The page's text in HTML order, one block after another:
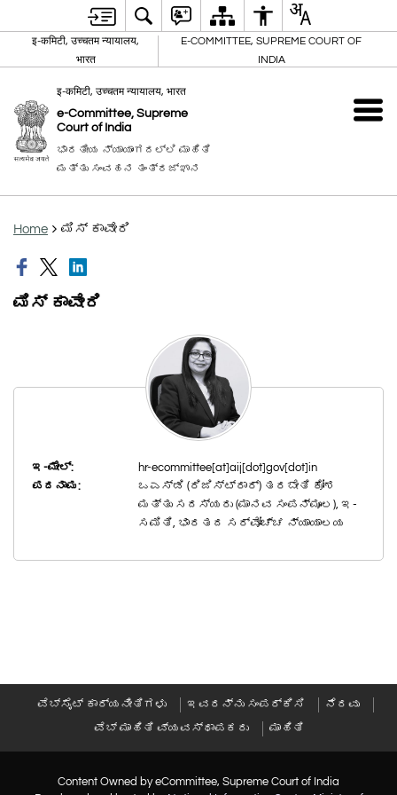
इ-कमिटी, उच्चतम न्यायालय,
भारत
E-COMMITTEE, SUPREME COURT OF
INDIA
इ-कमिटी, उच्चतम न्यायालय, भारत
e-Committee, Supreme
Court of India
ಭಾರತೀಯ ನ್ಯಾಯಾಂಗದಲ್ಲಿ ಮಾಹಿತಿ
ಮತ್ತು ಸಂವಹನ ತಂತ್ರಜ್ಞಾನ
Home ಮಿಸ್‍ ಕಾವೇರಿ
ಮಿಸ್‍ ಕಾವೇರಿ
ಇ-ಮೇಲ್:
hr-ecommittee[at]aij[dot]gov[dot]in
ಪದನಾಮ:
ಒಎಸ್‍ಡಿ (ರಿಜಿಸ್ಟ್ರಾರ್) ತರಬೇತಿ ಕೋಶ
ಮತ್ತು ಸದಸ್ಯರು (ಮಾನವ ಸಂಪನ್ಮೂಲ), ಇ-
ಸಮಿತಿ, ಭಾರತದ ಸರ್ವೋಚ್ಚ ನ್ಯಾಯಾಲಯ
ವೆಬ್‍ಸೈಟ್ ಕಾರ್ಯನೀತಿಗಳು ಇವರನ್ನು ಸಂಪರ್ಕಿಸಿ
ನೆರವು
ವೆಬ್ ಮಾಹಿತಿ ವ್ಯವಸ್ಥಾಪಕರು
ಮಾಹಿತಿ
Content Owned by eCommittee, Supreme Court of India